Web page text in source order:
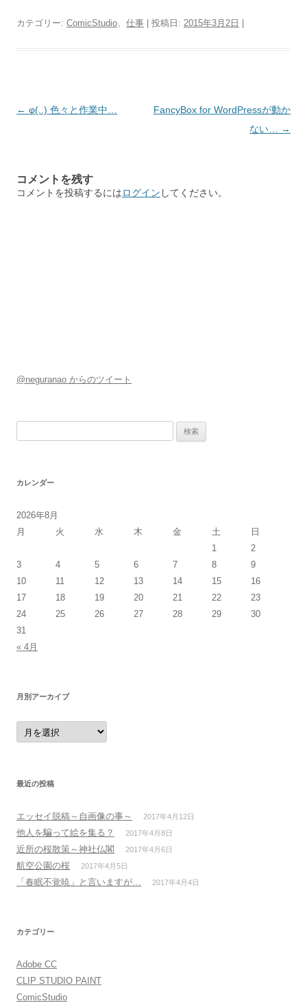
カテゴリー: ComicStudio 仕事 | 投稿日: 2015年3月2日 |
投
ゲ
← φ(..) 色々と作業中…
FancyBox for WordPressが動か
ない…
→
コメントを残す
コメントを投稿するにはログイン してください。
@neguranao からのツイート
索:
カレンダー
2026年8月
月
火 水 木 金 土
日
1
2
3
4 5 6 7 8
9
10
11 12 13 14 15
16
17
18 19 20 21 22
23
24
25 26 27 28 29
30
31
« 4月
月別アーカイブ
月
別
ア
ブ
最近の投稿
エッセイ脱稿～自画像の事～ 2017年4月12日
他人を騙って絵を集る？ 2017年4月8日
近所の桜散策～神社仏閣 2017年4月6日
航空公園の桜 2017年4月5日
「春眠不覚暁」と言いますが… 2017年4月4日
カテゴリー
Adobe CC
CLIP STUDIO PAINT
ComicStudio